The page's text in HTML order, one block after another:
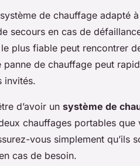
de chauffage adapté
secours en cas de
plus fiable peut rencontrer
panne de chauffage peut
invités.
d’avoir un système de
chauffages portables
vous simplement qu’ils
cas de besoin.